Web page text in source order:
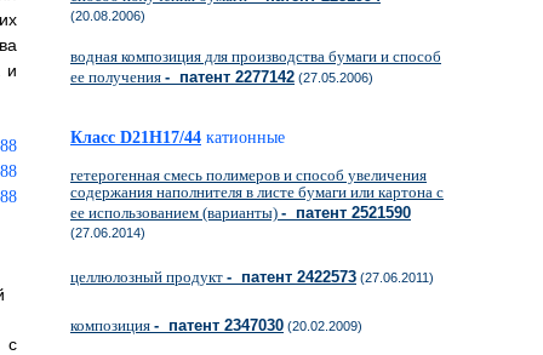
и
с
(20.08.2006)
водная композиция для производства бумаги и способ
ее получения - патент 2277142 (27.05.2006)
Класс D21H17/44 катионные
гетерогенная смесь полимеров и способ увеличения
содержания наполнителя в листе бумаги или картона с
ее использованием (варианты) - патент 2521590
(27.06.2014)
целлюлозный продукт - патент 2422573 (27.06.2011)
композиция - патент 2347030 (20.02.2009)